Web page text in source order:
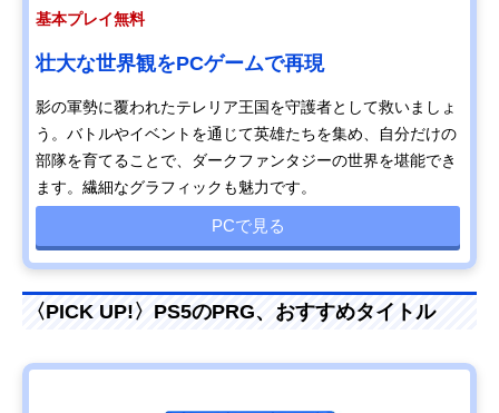
基本プレイ無料
壮大な世界観をPCゲームで再現
影の軍勢に覆われたテレリア王国を守護者として救いましょ
う。バトルやイベントを通じて英雄たちを集め、自分だけの
部隊を育てることで、ダークファンタジーの世界を堪能でき
ます。繊細なグラフィックも魅力です。
PCで見る
〈PICK UP!〉PS5のPRG、おすすめタイトル